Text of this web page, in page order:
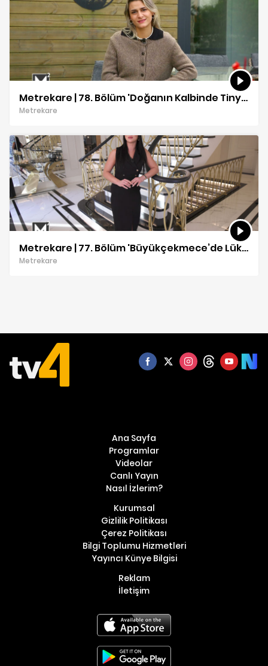
Metrekare | 78. Bölüm 'Doğanın Kalbinde Tiny House Turu 🏡🌿| Ayşe Zülal ÇakıcI
Metrekare
Metrekare | 77. Bölüm 'Büyükçekmece’de Lüks Villa Turu'
Metrekare
Ana Sayfa
Programlar
Videolar
Canlı Yayın
Nasıl İzlerim?
Kurumsal
Gizlilik Politikası
Çerez Politikası
Bilgi Toplumu Hizmetleri
Yayıncı Künye Bilgisi
Reklam
İletişim